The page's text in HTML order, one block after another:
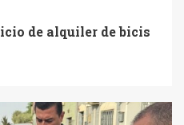
de alquiler de bicis